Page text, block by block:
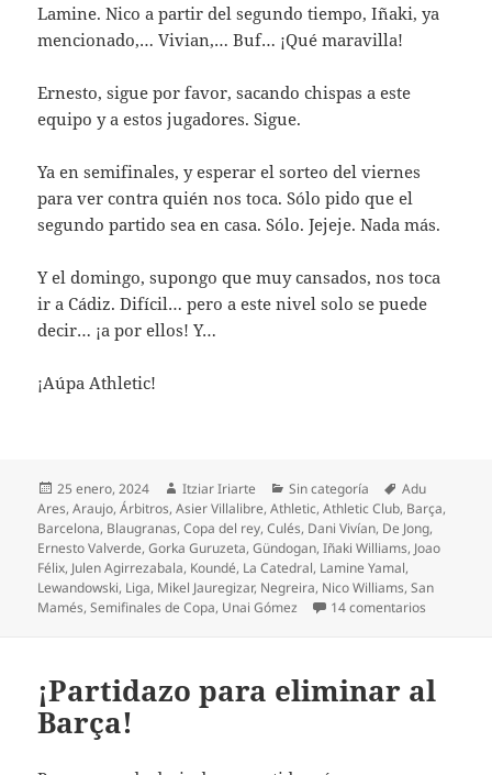
Lamine. Nico a partir del segundo tiempo, Iñaki, ya
mencionado,… Vivian,… Buf… ¡Qué maravilla!
Ernesto, sigue por favor, sacando chispas a este
equipo y a estos jugadores. Sigue.
Ya en semifinales, y esperar el sorteo del viernes
para ver contra quién nos toca. Sólo pido que el
segundo partido sea en casa. Sólo. Jejeje. Nada más.
Y el domingo, supongo que muy cansados, nos toca
ir a Cádiz. Difícil… pero a este nivel solo se puede
decir… ¡a por ellos! Y…
¡Aúpa Athletic!
Publicado
el
25 enero, 2024 Autor
Itziar Iriarte Categorías
Sin categoría Etiquetas
Adu
Ares,Araujo,Árbitros,Asier Villalibre,Athletic,Athletic Club, Barça,
Barcelona, Blaugranas,Copa del rey,Culés, Dani Vivían, De Jong,
Ernesto Valverde,Gorka Guruzeta,Gündogan,Iñaki Williams, Joao
Félix, Julen Agirrezabala, Koundé, La Catedral, Lamine Yamal,
Lewandowski, Liga, Mikel Jauregizar, Negreira, Nico Williams,San
Mamés,Semifinales de Copa, Unai Gómez 14 comentarios
¡Partidazo para eliminar al
Barça!